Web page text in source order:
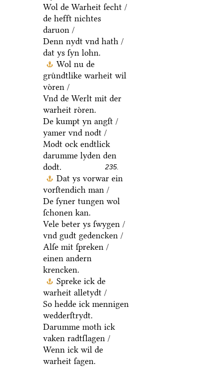
Wol de Warheit ſecht /
de hefft nichtes
daruon /
Denn nydt vnd hath /
dat ys ſyn lohn.
Wol nu de
gruͤndtlike warheit wil
voͤren /
Vnd de Werlt mit der
warheit roͤren.
De kumpt yn angſt /
yamer vnd nodt /
Modt ock endtlick
darumme lyden den
dodt.
235.
Dat ys vorwar ein
vorſtendich man /
De ſyner tungen wol
ſchonen kan.
Vele beter ys ſwygen /
vnd gudt gedencken /
Alſe mit ſpreken /
einen andern
krencken.
Spreke ick de
warheit alletydt /
So hedde ick mennigen
wedderſtrydt.
Darumme moth ick
vaken radtſlagen /
Wenn ick wil de
warheit ſagen.